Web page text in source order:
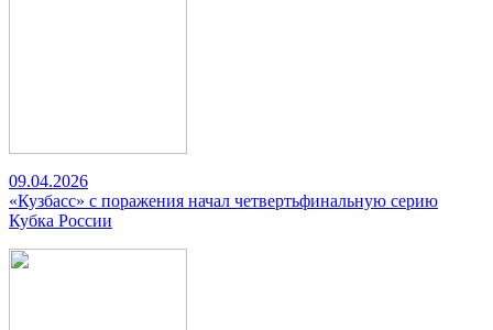
09.04.2026
«Кузбасс» с поражения начал четвертьфинальную серию
Кубка России